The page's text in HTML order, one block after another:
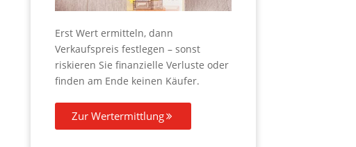
Erst Wert ermitteln, dann
Verkaufspreis festlegen – sonst
riskieren Sie finanzielle Verluste oder
finden am Ende keinen Käufer.
Zur Wertermittlung